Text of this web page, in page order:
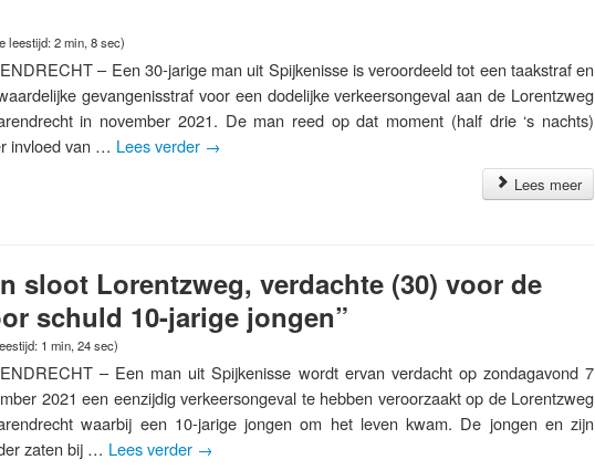
leestijd: 2 min, 8 sec)
– Een 30-jarige man uit Spijkenisse is veroordeeld tot een taakstraf en
gevangenisstraf voor een dodelijke verkeersongeval aan de Lorentzweg
in november 2021. De man reed op dat moment (half drie ‘s nachts)
invloed van … Lees verder →
Lees meer
sloot Lorentzweg, verdachte (30) voor de
schuld 10-jarige jongen”
1 min, 24 sec)
– Een man uit Spijkenisse wordt ervan verdacht op zondagavond 7
2021 een eenzijdig verkeersongeval te hebben veroorzaakt op de Lorentzweg
waarbij een 10-jarige jongen om het leven kwam. De jongen en zijn
zaten bij … Lees verder →